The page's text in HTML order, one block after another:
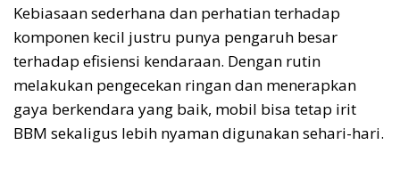
Kebiasaan sederhana dan perhatian terhadap
komponen kecil justru punya pengaruh besar
terhadap efisiensi kendaraan. Dengan rutin
melakukan pengecekan ringan dan menerapkan
gaya berkendara yang baik, mobil bisa tetap irit
BBM sekaligus lebih nyaman digunakan sehari-hari.